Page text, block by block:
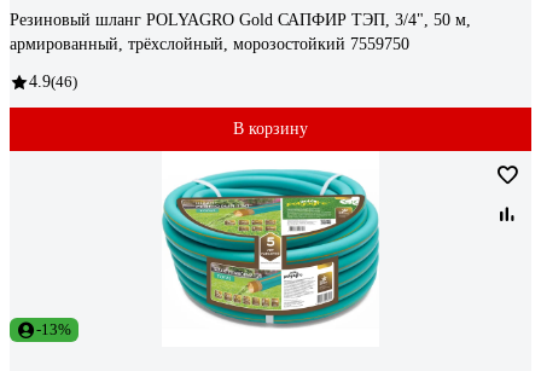
Резиновый шланг POLYAGRO Gold САПФИР ТЭП, 3/4", 50 м,
армированный, трёхслойный, морозостойкий 7559750
4.9(46)
В корзину
-13%